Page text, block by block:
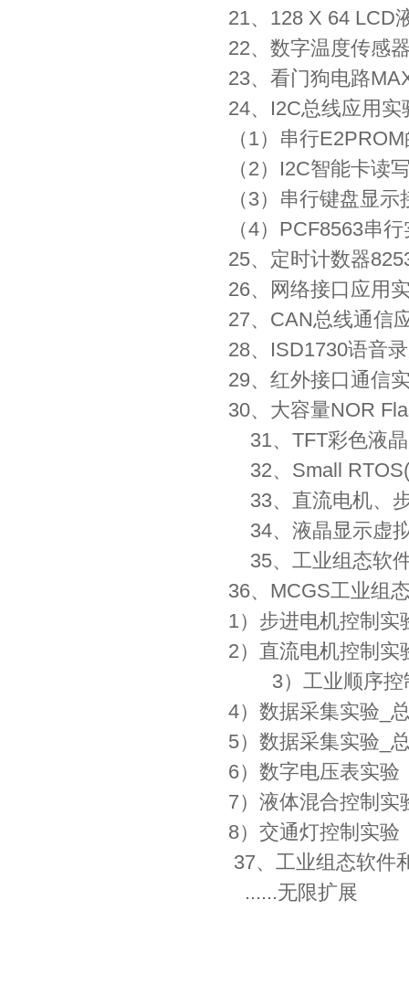
21、128 X 64 LCD
22、数字温度传感
23、看门狗电路
24、I2C总线应用实
（1）串行
（2）I2C智能卡读
（3）串行键盘显
（4）PCF8563串
25、定时计数器
26、网络接口应用
27、CAN总线通信
28、ISD1730语音
29、红外接口通信
30、大容量NOR
31、TFT彩色液
32、Small
33、直流电机、
34、液晶显示虚
35、工业组态软
36、MCGS工业
1）步进电机控制实
2）直流电机控制实
3）工业顺序控
4）数据采集实验_
5）数据采集实验_
6）数字电压表实验
7）液体混合控制实
8）交通灯控制实验
37、工业组态软件
......无限扩展